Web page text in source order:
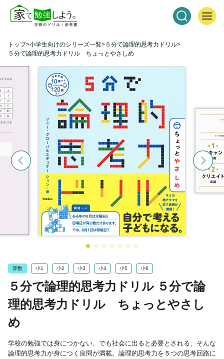
トップ 小学生向けのシリーズ一覧
５分で論理的思考力ドリル
５分で論理的思考力ドリル ちょっとやさしめ
算数 小1 小2 小3 小4 小5 小6
５分で論理的思考力ドリル ５分で論
理的思考力ドリル ちょっとやさし
め
学校の勉強では身につかない、でも社会に出ると必要とされる、そんな
論理的思考力が身につく良問が満載。論理的思考力を５つの思考回路に